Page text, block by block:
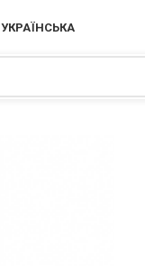
УКРАЇНСЬКА